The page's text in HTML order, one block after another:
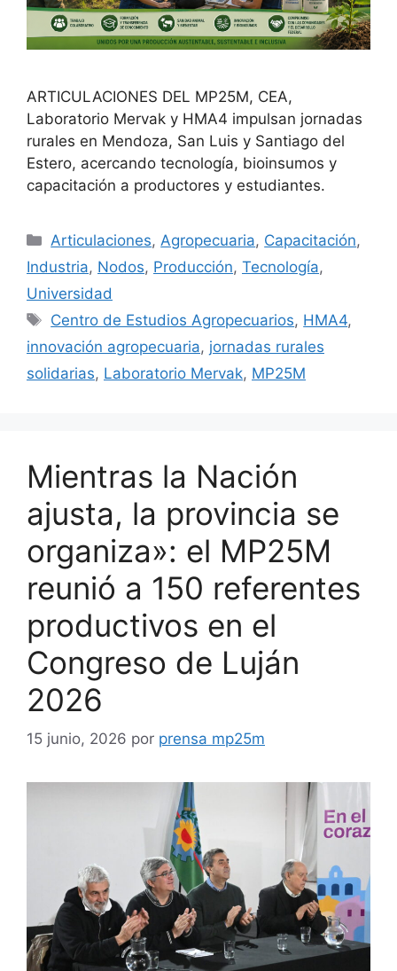
ARTICULACIONES DEL MP25M, CEA,
Laboratorio Mervak y HMA4 impulsan jornadas
rurales en Mendoza, San Luis y Santiago del
Estero, acercando tecnología, bioinsumos y
capacitación a productores y estudiantes.
Articulaciones, Agropecuaria, Capacitación,
Industria, Nodos, Producción, Tecnología,
Universidad
Centro de Estudios Agropecuarios, HMA4,
innovación agropecuaria, jornadas rurales
solidarias, Laboratorio Mervak, MP25M
Mientras la Nación
ajusta, la provincia se
organiza»: el MP25M
reunió a 150 referentes
productivos en el
Congreso de Luján
2026
15 junio, 2026 por prensa mp25m